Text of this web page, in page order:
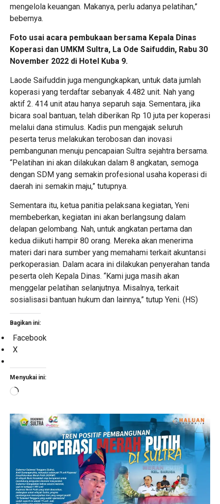
mengelola keuangan. Makanya, perlu adanya pelatihan,”
bebernya.
Foto usai acara pembukaan bersama Kepala Dinas
Koperasi dan UMKM Sultra, La Ode Saifuddin, Rabu 30
November 2022 di Hotel Kuba 9.
Laode Saifuddin juga mengungkapkan, untuk data jumlah
koperasi yang terdaftar sebanyak 4.482 unit. Nah yang
aktif 2. 414 unit atau hanya separuh saja. Sementara, jika
bicara soal bantuan, telah diberikan Rp 10 juta per koperasi
melalui dana stimulus. Kadis pun mengajak seluruh
peserta terus melakukan terobosan dan inovasi
pembangunan menuju pencapaian Sultra sejahtra bersama.
“Pelatihan ini akan dilakukan dalam 8 angkatan, semoga
dengan SDM yang semakin profesional usaha koperasi di
daerah ini semakin maju,” tutupnya.
Sementara itu, ketua panitia pelaksana kegiatan, Yeni
membeberkan, kegiatan ini akan berlangsung dalam
delapan gelombang. Nah, untuk angkatan pertama dan
kedua diikuti hampir 80 orang. Mereka akan menerima
materi dari nara sumber yang memahami terkait akuntansi
perkoperasian. Dalam acara ini dilakukan penyerahan tanda
peserta oleh Kepala Dinas. “Kami juga masih akan
menggelar pelatihan selanjutnya. Misalnya, terkait
sosialisasi bantuan hukum dan lainnya,” tutup Yeni. (HS)
Bagikan ini:
Facebook
X
Menyukai ini:
Memuat...